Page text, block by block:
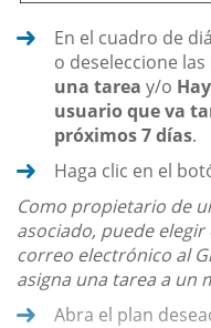
En el cuadro de
o deseleccione
una tarea y/o
usuario que va
próximos 7 días.
Haga clic en el
Como propietario de
asociado, puede
correo electrónico al
asigna una tarea a un
Abra el plan